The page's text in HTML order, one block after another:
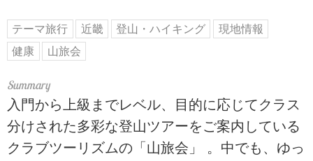
テーマ旅行 近畿 登山・ハイキング
現地情報
健康
山旅会
入門から上級までレベル、目的に応じてクラス
分けされた多彩な登山ツアーをご案内している
クラブツーリズムの「山旅会」 。中でも、ゆっ